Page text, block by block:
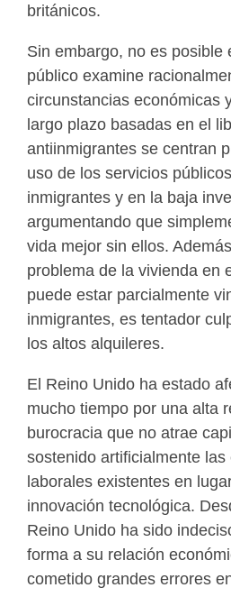
británicos.
Sin embargo, no es posible
público examine
circunstancias económicas
largo plazo basadas en el
antiinmigrantes se centran
uso de los servicios
inmigrantes y en la baja
argumentando que
vida mejor sin ellos.
problema de la vivienda en
puede estar parcialmente
inmigrantes, es tentador
los altos alquileres.
El Reino Unido ha estado
mucho tiempo por una alta
burocracia que no atrae
sostenido artificialmente las
laborales existentes en
innovación tecnológica.
Reino Unido ha sido
forma a su relación
cometido grandes errores